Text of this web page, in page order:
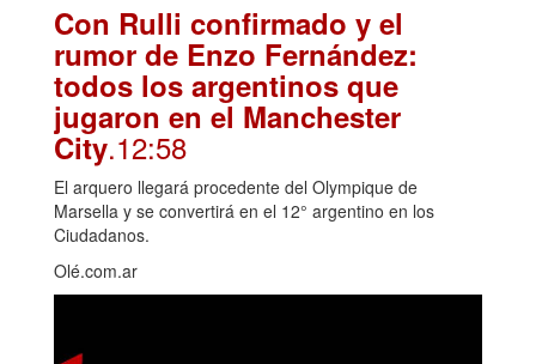
Con Rulli confirmado y el
rumor de Enzo Fernández:
todos los argentinos que
jugaron en el Manchester
City.12:58
El arquero llegará procedente del Olympique de
Marsella y se convertirá en el 12° argentino en los
Ciudadanos.
Olé.com.ar